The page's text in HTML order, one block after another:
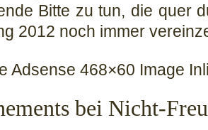
Bitte zu tun, die quer
2012 noch immer
Adsense 468×60 Image
bei Nicht-